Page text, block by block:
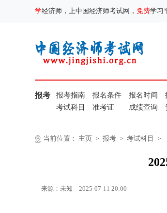
学经济师，上中国经济师考试网， 免费学习
报考 报考指南 报名条件 报名时间
考试科目
准考证 成绩查询
当前位置： 主页 > 报考 > 考试科目 >
来源：未知 2025-07-11 20:00